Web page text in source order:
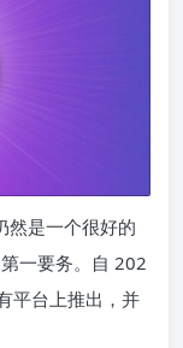
然是一个很好的
一要务。自 202
平台上推出，并